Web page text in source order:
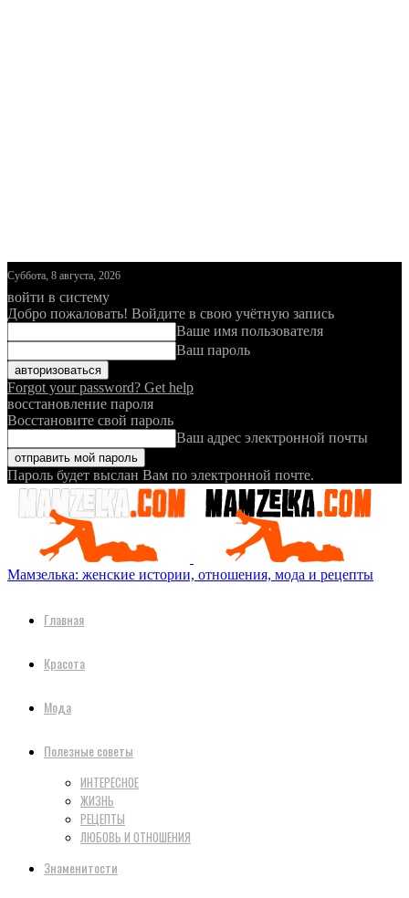
Суббота, 8 августа, 2026
войти в систему
Добро пожаловать! Войдите в свою учётную запись
Ваше имя пользователя
Ваш пароль
Forgot your password? Get help
восстановление пароля
Восстановите свой пароль
Ваш адрес электронной почты
Пароль будет выслан Вам по электронной почте.
Мамзелька: женские истории, отношения, мода и рецепты
Главная
Красота
Мода
Полезные советы
ИНТЕРЕСНОЕ
ЖИЗНЬ
РЕЦЕПТЫ
ЛЮБОВЬ И ОТНОШЕНИЯ
Знаменитости